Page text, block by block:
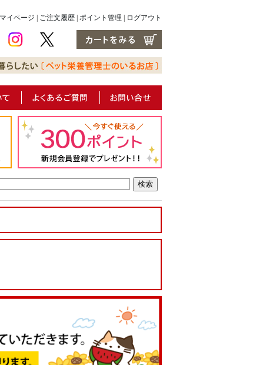
マイページ ご注文履歴 ポイント管理 ログアウト